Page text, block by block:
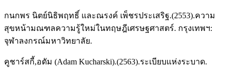
กนกพร นิตย์นิธิพฤทธิ์ และณรงค์ เพ็ชรประเสริฐ.(2553).ความ
สุขหน้ามณฑลความรู้ใหม่ในทฤษฎีเศรษฐศาสตร์. กรุงเทพฯ:
จุฬาลงกรณ์มหาวิทยาลัย.
คูชาร์สกี้,อดัม (Adam Kucharski).(2563).ระเบียบแห่งระบาด.